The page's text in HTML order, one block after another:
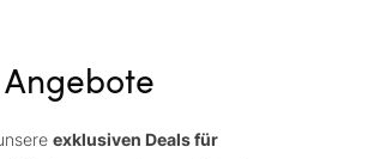
exklusiven Deals für